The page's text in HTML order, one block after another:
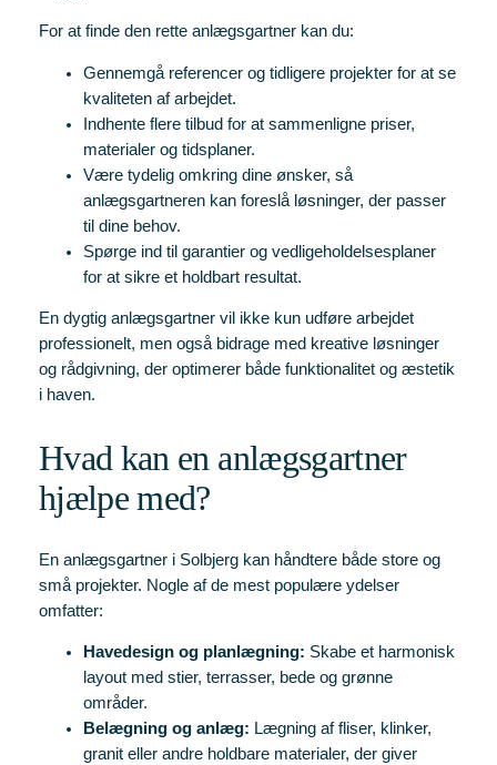
For at finde den rette anlægsgartner kan du:
Gennemgå referencer og tidligere projekter for at se
kvaliteten af arbejdet.
Indhente flere tilbud for at sammenligne priser,
materialer og tidsplaner.
Være tydelig omkring dine ønsker, så
anlægsgartneren kan foreslå løsninger, der passer
til dine behov.
Spørge ind til garantier og vedligeholdelsesplaner
for at sikre et holdbart resultat.
En dygtig anlægsgartner vil ikke kun udføre arbejdet
professionelt, men også bidrage med kreative løsninger
og rådgivning, der optimerer både funktionalitet og æstetik
i haven.
Hvad kan en anlægsgartner
hjælpe med?
En anlægsgartner i Solbjerg kan håndtere både store og
små projekter. Nogle af de mest populære ydelser
omfatter:
Havedesign og planlægning: Skabe et harmonisk
layout med stier, terrasser, bede og grønne
områder.
Belægning og anlæg: Lægning af fliser, klinker,
granit eller andre holdbare materialer, der giver